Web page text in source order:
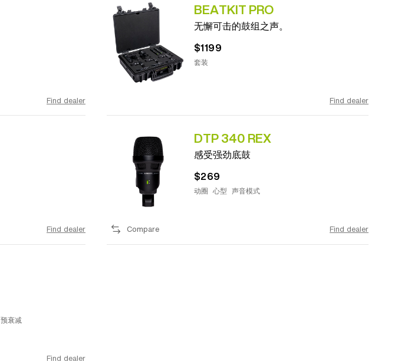
Find dealer
BEATKIT PRO
无懈可击的鼓组之声。
$1199
套装
Find dealer
Find dealer
DTP 340 REX
感受强劲底鼓
$269
动圈 心型 声音模式
Compare Find dealer
预衰减
Find dealer